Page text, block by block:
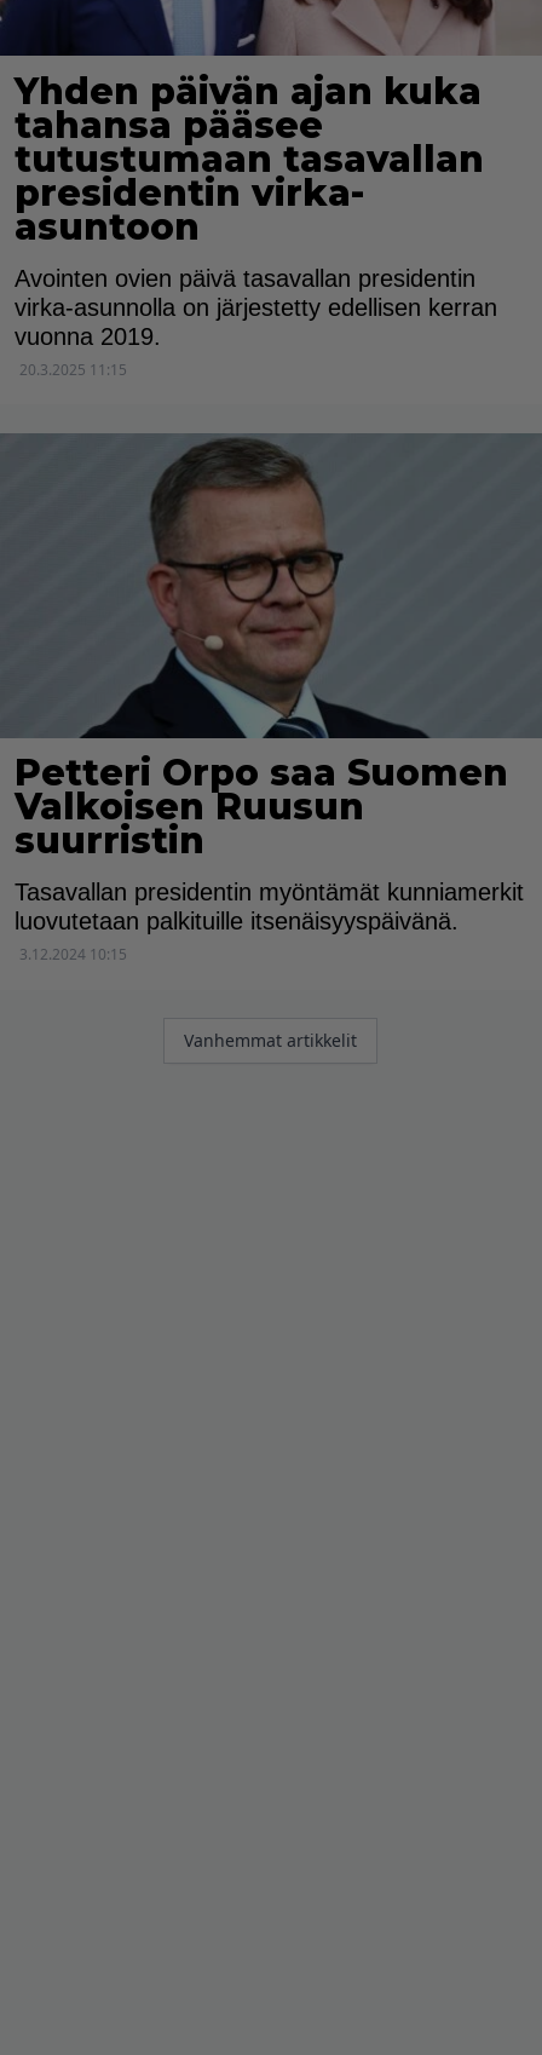
Yhden päivän ajan kuka
tahansa pääsee
tutustumaan tasavallan
presidentin virka-
asuntoon
Avointen ovien päivä tasavallan presidentin
virka-asunnolla on järjestetty edellisen kerran
vuonna 2019.
20.3.2025 11:15
Petteri Orpo saa Suomen
Valkoisen Ruusun
suurristin
Tasavallan presidentin myöntämät kunniamerkit
luovutetaan palkituille itsenäisyyspäivänä.
3.12.2024 10:15
Artikkelien
Vanhemmat artikkelit